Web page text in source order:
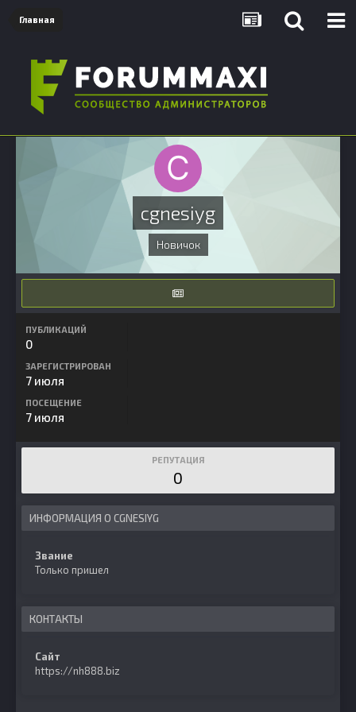
Главная
cgnesiyg
Новичок
ПУБЛИКАЦИЙ
0
ЗАРЕГИСТРИРОВАН
7 июля
ПОСЕЩЕНИЕ
7 июля
РЕПУТАЦИЯ
0
ИНФОРМАЦИЯ О CGNESIYG
Звание
Только пришел
КОНТАКТЫ
Сайт
https://nh888.biz